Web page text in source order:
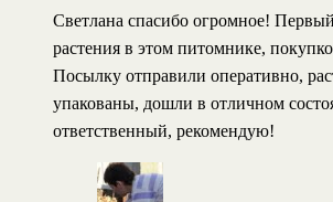
Светлана спасибо огромное! Первый
растения в этом питомнике,
Посылку отправили оперативно,
упакованы, дошли в отличном
ответственный, рекомендую!